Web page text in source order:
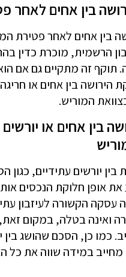
בין אחים לאחר
בין אחים לאחר פטירת
תוקף זה מתקיים גם אם
הירושה בין אחים או
המוריש.
בין אחים או
יורשים עתידיים, כגון
אופן חלוקת הנכסים
עסקה הקשורה לעיזבון
ואינה בטלה, במקום
כמו כן, הסכם שהושג בין
מחייב במידה שווה את כל